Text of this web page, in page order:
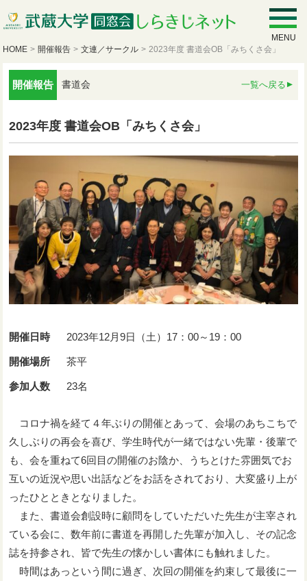
MENU
HOME > 開催報告 > 文連／サークル > 2023年度 書道会OB「みちくさ会」
開催報告 書道会 一覧へ戻る
2023年度 書道会OB「みちくさ会」
開催日時 2023年12月9日（土）17：00～19：00
開催場所 茶平
参加人数 23名
コロナ禍を経て４年ぶりの開催とあって、会場のあちこちで
久しぶりの再会を喜び、学生時代が一緒ではない先輩・後輩で
も、会を重ねて6回目の開催のお陰か、うちとけた雰囲気でお
互いの近況や思い出話などをお話をされており、大変盛り上が
ったひとときとなりました。
また、書道会創設時に顧問をしていただいた先生が主宰され
ている会に、数年前に書道を再開した先輩が加入し、その記念
誌を持参され、皆で先生の懐かしい書体にも触れました。
時間はあっという間に過ぎ、次回の開催を約束して最後に一